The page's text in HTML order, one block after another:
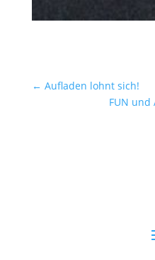
← Aufladen lohnt sich!
FUN und